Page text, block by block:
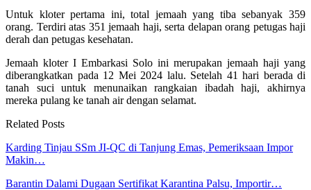
Untuk kloter pertama ini, total jemaah yang tiba sebanyak 359
orang. Terdiri atas 351 jemaah haji, serta delapan orang petugas haji
derah dan petugas kesehatan.
Jemaah kloter I Embarkasi Solo ini merupakan jemaah haji yang
diberangkatkan pada 12 Mei 2024 lalu. Setelah 41 hari berada di
tanah suci untuk menunaikan rangkaian ibadah haji, akhirnya
mereka pulang ke tanah air dengan selamat.
Related Posts
Karding Tinjau SSm JI-QC di Tanjung Emas, Pemeriksaan Impor
Makin…
Barantin Dalami Dugaan Sertifikat Karantina Palsu, Importir…